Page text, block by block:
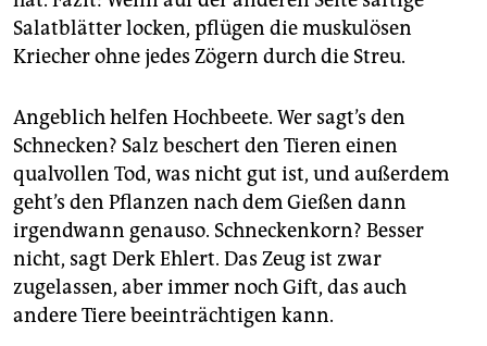
Salatblätter locken, pflügen die muskulösen
Kriecher ohne jedes Zögern durch die Streu.
Angeblich helfen Hochbeete. Wer sagt’s den
Schnecken? Salz beschert den Tieren einen
qualvollen Tod, was nicht gut ist, und außerdem
geht’s den Pflanzen nach dem Gießen dann
irgendwann genauso. Schneckenkorn? Besser
nicht, sagt Derk Ehlert. Das Zeug ist zwar
zugelassen, aber immer noch Gift, das auch
andere Tiere beeinträchtigen kann.